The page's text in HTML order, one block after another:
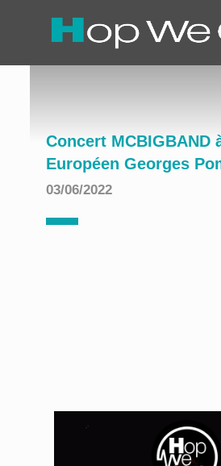
Concert MCBIGBAND
Européen Georges
03/06/2022